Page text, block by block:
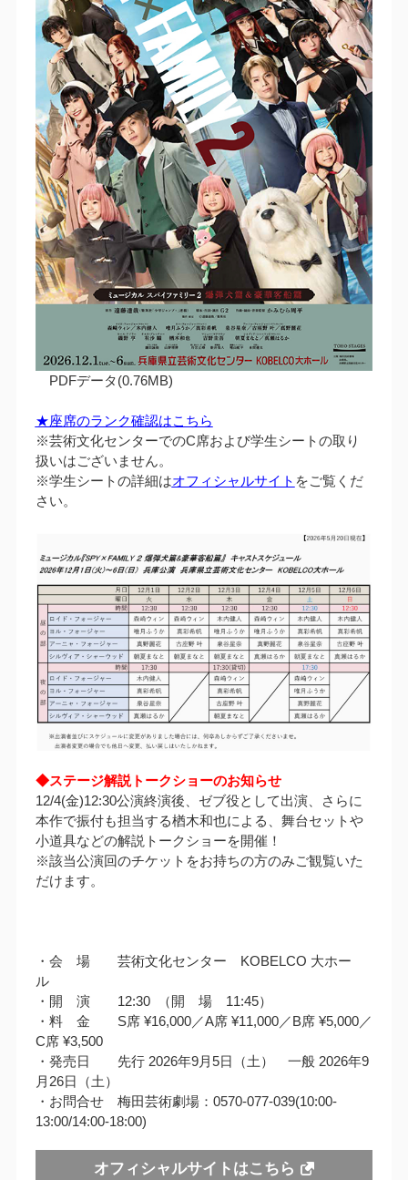
PDFデータ(0.76MB)
★座席のランク確認はこちら
※芸術文化センターでのC席および学生シートの取り
扱いはございません。
※学生シートの詳細はオフィシャルサイト をご覧くだ
さい。
◆ステージ解説トークショーのお知らせ
12/4(金)12:30公演終演後、ゼブ役として出演、さらに
本作で振付も担当する楢木和也による、舞台セットや
小道具などの解説トークショーを開催！
※該当公演回のチケットをお持ちの方のみご観覧いた
だけます。
・会 場 芸術文化センター KOBELCO 大ホー
ル
・開 演 12:30 （開 場 11:45）
・料 金 S席 ¥16,000／A席 ¥11,000／B席 ¥5,000／
C席 ¥3,500
・発売日 先行 2026年9月5日（土） 一般 2026年9
月26日（土）
・お問合せ 梅田芸術劇場：0570-077-039(10:00-
13:00/14:00-18:00)
オフィシャルサイトはこちら